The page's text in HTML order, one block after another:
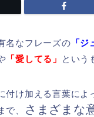
名なフレーズの 「
「愛してる」 という
付け加える言葉によ
で、 さまざまな